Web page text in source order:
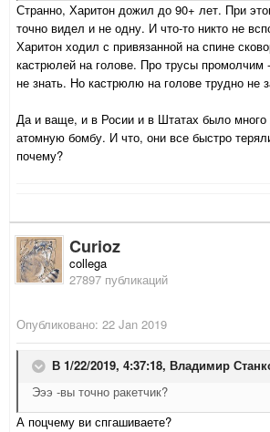
Странно, Харитон дожил до 90+ лет. При
точно видел и не одну. И что-то никто не
Харитон ходил с привязанной на спине
кастрюлей на голове. Про трусы промолчим
не знать. Но кастрюлю на голове трудно не
Да и ваще, и в Росии и в Штатах было
атомную бомбу. И что, они все быстро
почему?
Curioz
collega
27897 публикаций
Опубликовано: 22 Jan 2019
В 1/22/2019, 4:37:18, Владимир
Эээ -вы точно ракетчик?
А поцчему ви спгашиваете?